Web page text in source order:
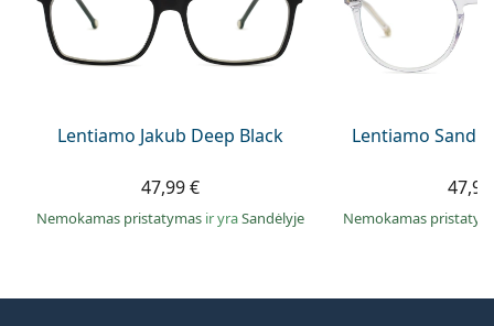
Lentiamo Jakub Deep Black
47,99 €
Nemokamas pristatymas ir yraSandėlyje
Lentiamo
Nemokamas